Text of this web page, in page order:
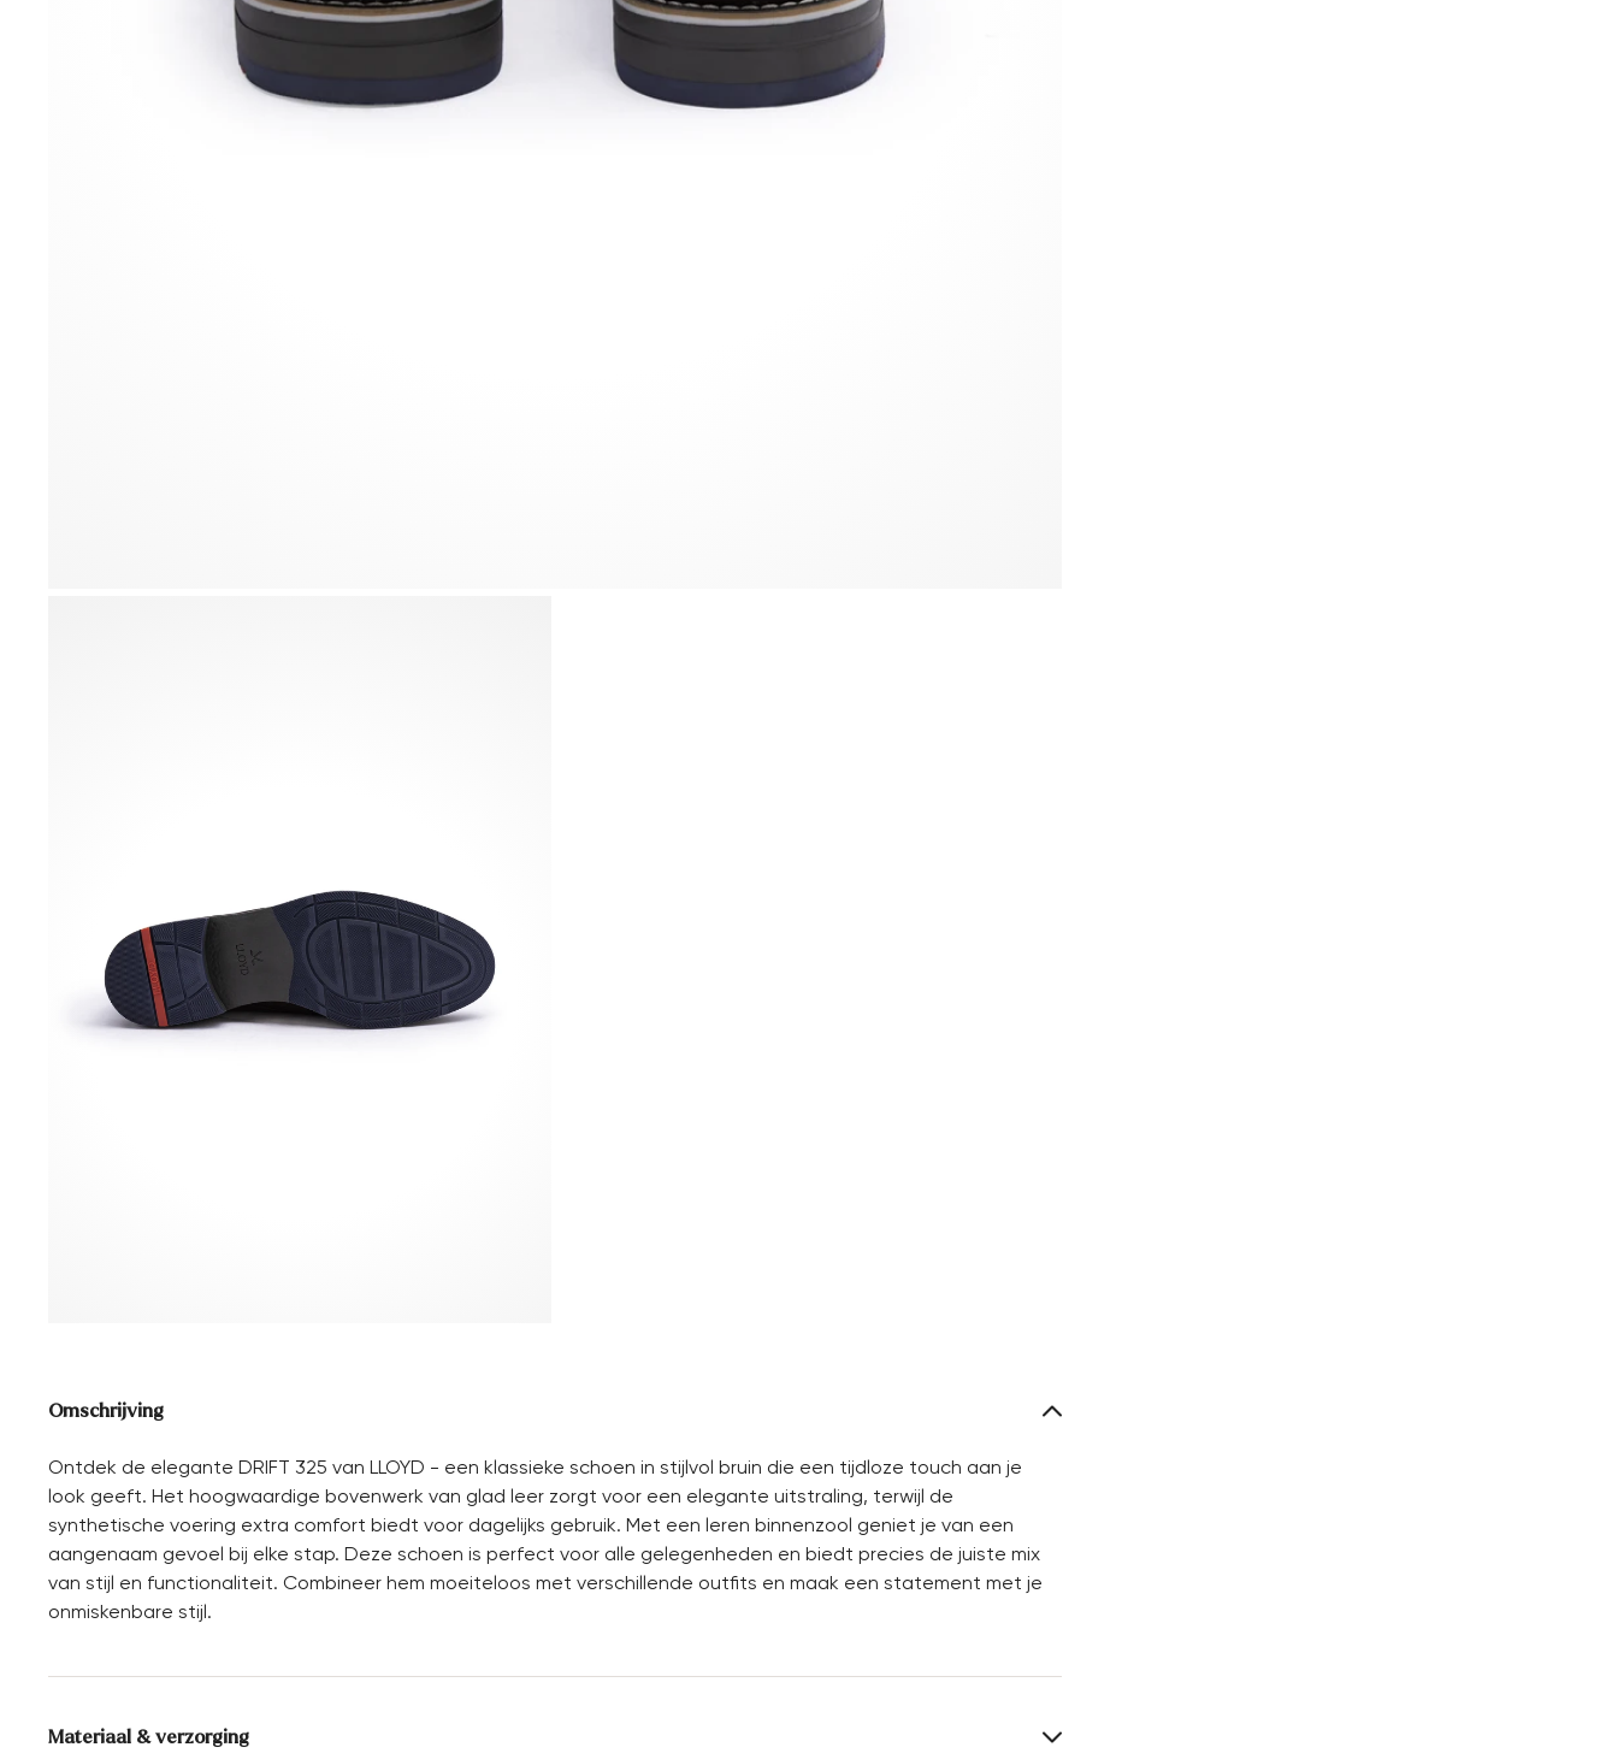
Omschrijving
Ontdek de elegante DRIFT 325 van LLOYD - een klassieke schoen in stijlvol bruin die een tijdloze touch aan je
look geeft. Het hoogwaardige bovenwerk van glad leer zorgt voor een elegante uitstraling, terwijl de
synthetische voering extra comfort biedt voor dagelijks gebruik. Met een leren binnenzool geniet je van een
aangenaam gevoel bij elke stap. Deze schoen is perfect voor alle gelegenheden en biedt precies de juiste mix
van stijl en functionaliteit. Combineer hem moeiteloos met verschillende outfits en maak een statement met je
onmiskenbare stijl.
Materiaal & verzorging